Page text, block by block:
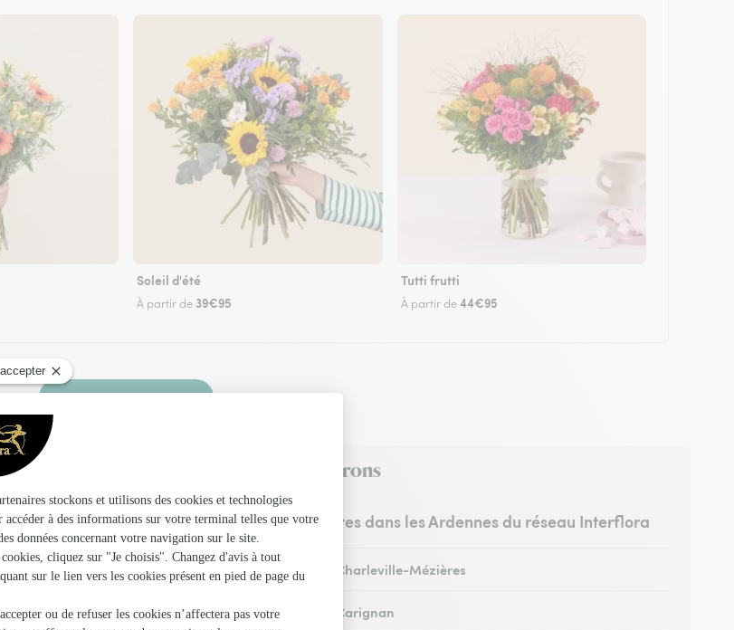
Soleil d'été
À partir de 39€95
Tutti frutti
À partir de44€95
Faire livrer des fleurs
Interflora à Vandy et dans ses environs
Les fleuristes dans les Ardennes du réseau Interflora
Fleuristes à Charleville-Mézières
Fleuristes à Carignan